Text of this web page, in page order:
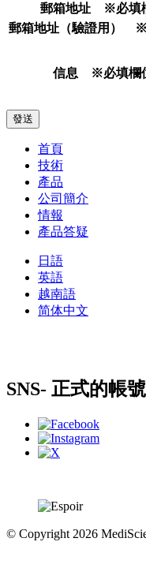
郵箱地址 ※必填
郵箱地址（驗證用）
※
信息 ※必填欄
首頁
技術
產品
公司簡介
情報
產品答疑
日語
英語
越南語
简体中文
SNS- 正式的帳
© Copyright 2026